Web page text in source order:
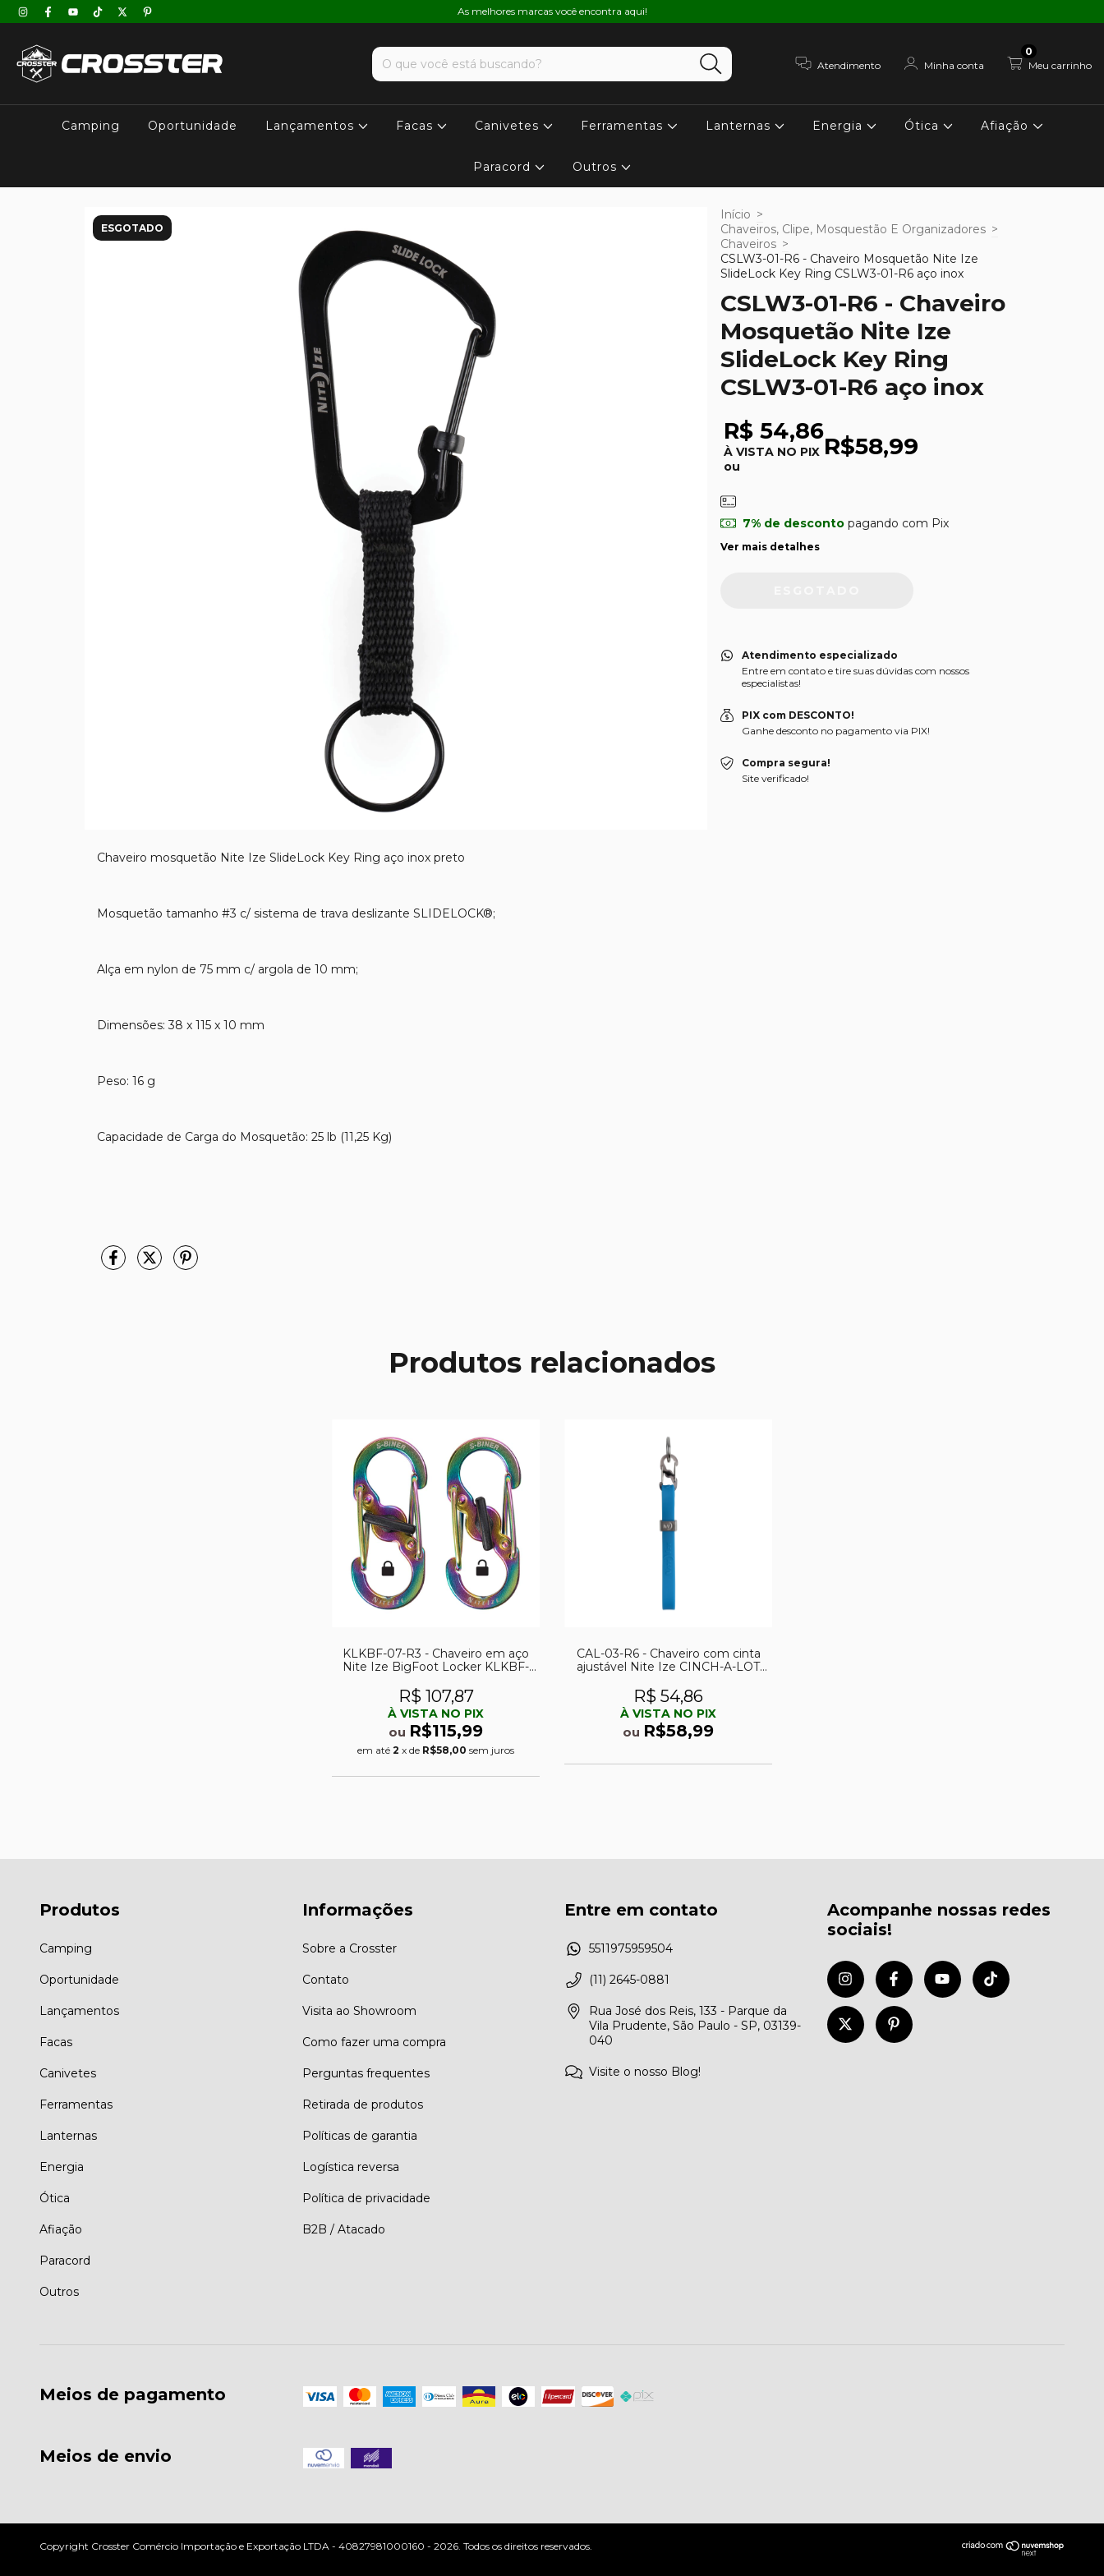
As melhores marcas você encontra aqui!
Atendimento Minha conta Meu carrinho
0
Camping Oportunidade Lançamentos Facas Canivetes Ferramentas Lanternas Energia Ótica Afiação
Paracord Outros
ESGOTADO
Chaveiro mosquetão Nite Ize SlideLock Key Ring aço inox preto
Mosquetão tamanho #3 c/ sistema de trava deslizante SLIDELOCK®;
Alça em nylon de 75 mm c/ argola de 10 mm;
Dimensões: 38 x 115 x 10 mm
Peso: 16 g
Capacidade de Carga do Mosquetão: 25 lb (11,25 Kg)
Início >
Chaveiros, Clipe, Mosquestão E Organizadores >
Chaveiros >
CSLW3-01-R6 - Chaveiro Mosquetão Nite Ize
SlideLock Key Ring CSLW3-01-R6 aço inox
CSLW3-01-R6 - Chaveiro
Mosquetão Nite Ize
SlideLock Key Ring
CSLW3-01-R6 aço inox
R$ 54,86
À VISTA NO PIX
ou
R$58,99
7% de descontopagando com Pix
Ver mais detalhes
Atendimento especializado
Entre em contato e tire suas dúvidas com nossos
especialistas!
PIX com DESCONTO!
Ganhe desconto no pagamento via PIX!
Compra segura!
Site verificado!
Produtos relacionados
KLKBF-07-R3 - Chaveiro em aço
Nite Ize BigFoot Locker KLKBF-
R$ 107,87
À VISTA NO PIX
ou R$115,99
em até 2 x de R$58,00 sem juros
CAL-03-R6 - Chaveiro com cinta
ajustável Nite Ize CINCH-A-LOT
R$ 54,86
À VISTA NO PIX
ou R$58,99
Produtos
Camping
Oportunidade
Lançamentos
Facas
Canivetes
Ferramentas
Lanternas
Energia
Ótica
Afiação
Paracord
Outros
Informações
Sobre a Crosster
Contato
Visita ao Showroom
Como fazer uma compra
Perguntas frequentes
Retirada de produtos
Políticas de garantia
Logística reversa
Política de privacidade
B2B / Atacado
Entre em contato
5511975959504
(11) 2645-0881
Rua José dos Reis, 133 - Parque da
Vila Prudente, São Paulo - SP, 03139-
040
Visite o nosso Blog!
Acompanhe nossas redes
sociais!
Meios de pagamento
Meios de envio
Copyright Crosster Comércio Importação e Exportação LTDA - 40827981000160 - 2026. Todos os direitos reservados.